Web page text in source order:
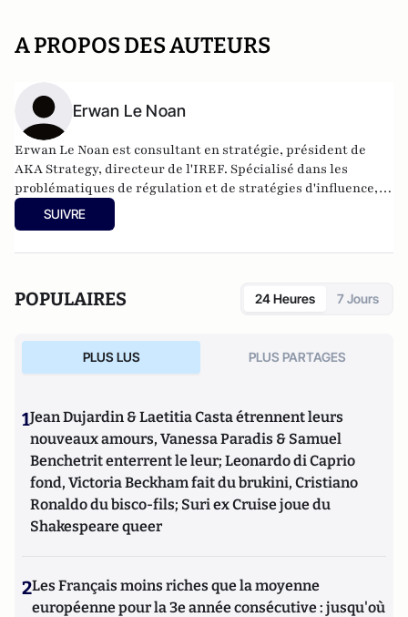
A PROPOS DES AUTEURS
Erwan Le Noan
Erwan Le Noan est consultant en stratégie, président de
AKA Strategy, directeur de l'IREF. Spécialisé dans les
problématiques de régulation et de stratégies d'influence, il
a enseigné le droit et l'économie à Sciences Po et Assas. Il est
également membre de la Fondapol et auteur de plusieurs
SUIVRE
POPULAIRES 24 Heures 7 Jours
PLUS LUS PLUS PARTAGES
1Jean Dujardin & Laetitia Casta étrennent leurs
nouveaux amours, Vanessa Paradis & Samuel
Benchetrit enterrent le leur; Leonardo di Caprio
fond, Victoria Beckham fait du brukini, Cristiano
Ronaldo du bisco-fils; Suri ex Cruise joue du
Shakespeare queer
2Les Français moins riches que la moyenne
européenne pour la 3e année consécutive : jusqu'où